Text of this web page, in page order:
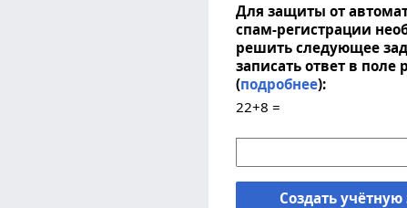
Для защиты от
спам-регистрации
решить следующее
записать ответ в поле
(подробнее):
22+8 =
Создать учётную